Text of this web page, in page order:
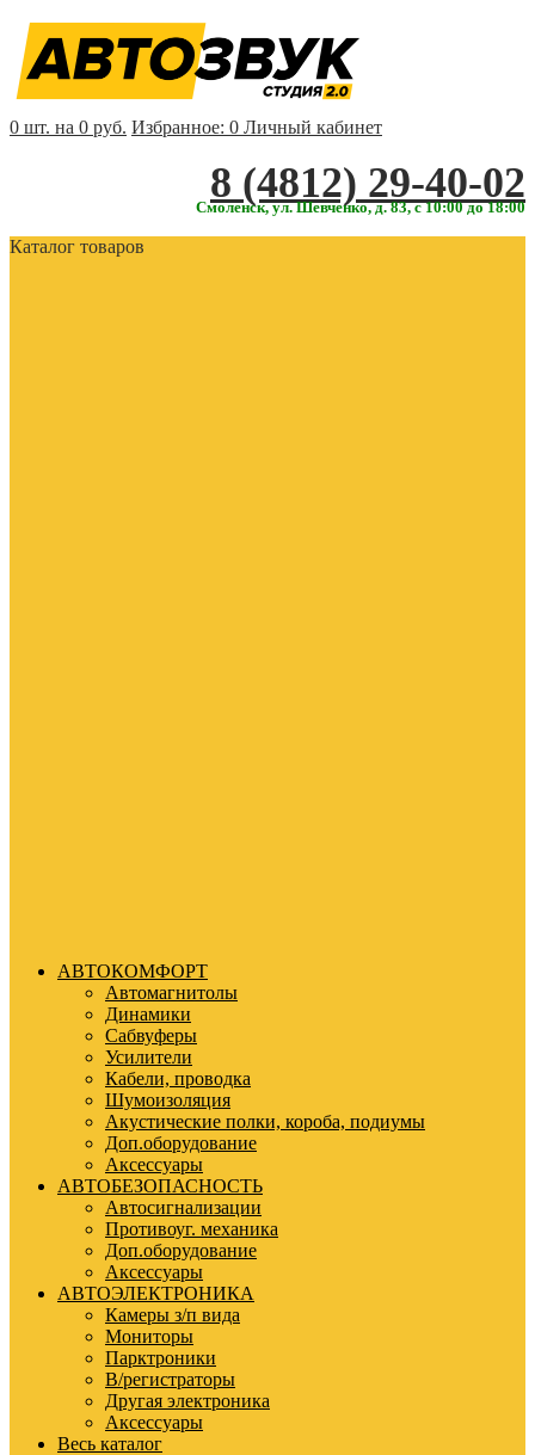
0 шт. на 0 руб. Избранное: 0 Личный кабинет
‎‎8 (4812) 29-40-02
Смоленск, ул. Шевченко, д. 83, с 10:00 до 18:00
Каталог товаров
АВТОКОМФОРТ
Автомагнитолы
Динамики
Сабвуферы
Усилители
Кабели, проводка
Шумоизоляция
Акустические полки, короба, подиумы
Доп.оборудование
Аксессуары
АВТОБЕЗОПАСНОСТЬ
Автосигнализации
Противоуг. механика
Доп.оборудование
Аксессуары
АВТОЭЛЕКТРОНИКА
Камеры з/п вида
Мониторы
Парктроники
В/регистраторы
Другая электроника
Аксессуары
Весь каталог